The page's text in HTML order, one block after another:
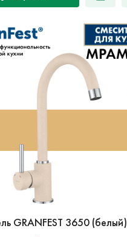
GRANFEST 3650 (белый)